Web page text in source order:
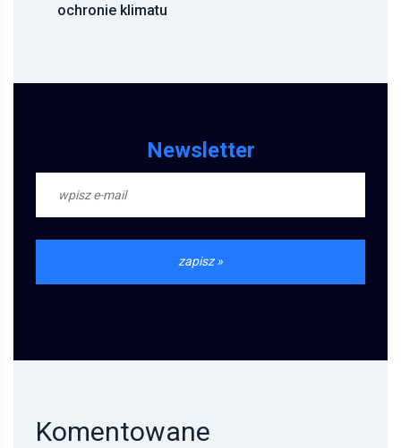
ochronie klimatu
Newsletter
Komentowane